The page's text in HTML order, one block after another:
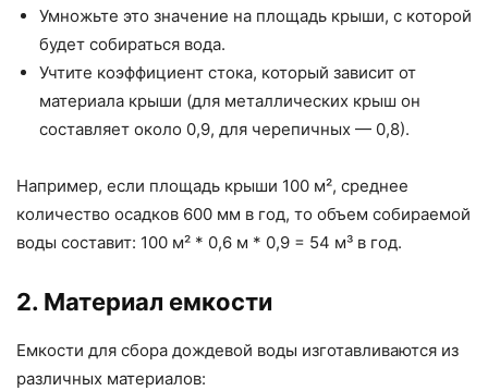
Умножьте это значение на площадь крыши, с которой
будет собираться вода.
Учтите коэффициент стока, который зависит от
материала крыши (для металлических крыш он
составляет около 0,9, для черепичных — 0,8).
Например, если площадь крыши 100 м², среднее
количество осадков 600 мм в год, то объем собираемой
воды составит: 100 м² * 0,6 м * 0,9 = 54 м³ в год.
2. Материал емкости
Емкости для сбора дождевой воды изготавливаются из
различных материалов: